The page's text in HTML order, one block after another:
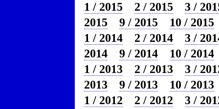
1 / 2015
2 / 2015
3 /
2015
9 / 2015
10 / 2015
1 / 2014
2 / 2014
3 /
2014
9 / 2014
10 / 2014
1 / 2013
2 / 2013
3 /
2013
9 / 2013
10 / 2013
1 / 2012
2 / 2012
3 /